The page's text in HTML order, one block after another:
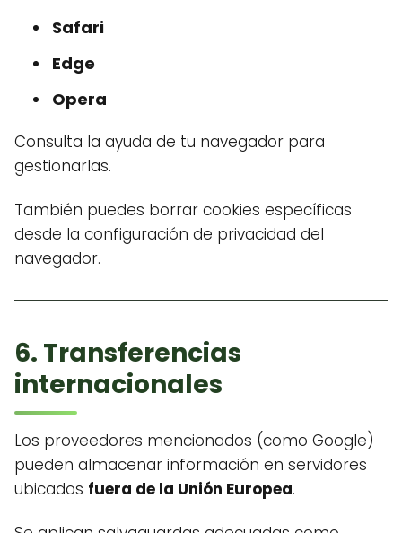
Safari
Edge
Opera
Consulta la ayuda de tu navegador para
gestionarlas.
También puedes borrar cookies específicas
desde la configuración de privacidad del
navegador.
6. Transferencias
internacionales
Los proveedores mencionados (como Google)
pueden almacenar información en servidores
ubicados fuera de la Unión Europea.